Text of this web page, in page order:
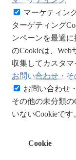
マーケティン
ターゲティング
ンペーンを最適
のCookieは、
収集してカスタマ
お問い合わせ・そ
お問い合わせ
その他の未分類
いないCookieです
Cookie